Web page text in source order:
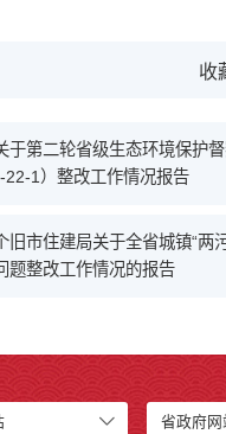
收
于第二轮省级生态环境保护
22-1）整改工作情况报告
旧市住建局关于全省城镇“两
题整改工作情况的报告
省政府网